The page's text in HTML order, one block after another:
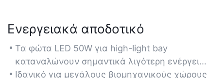
Ενεργειακά αποδοτικό
Τα φώτα LED 50W για high-light bay
καταναλώνουν σημαντικά λιγότερη ενέργεια
από τα παραδοσιακά φώτα αλογονιδίων
Ιδανικό για μεγάλους βιομηχανικούς χώρους